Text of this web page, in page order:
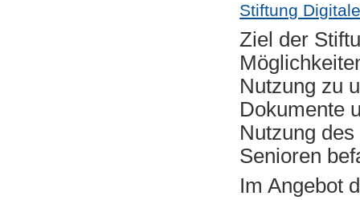
Stiftung
Ziel der
Nutzung zu
Dokumente
Nutzung
Senioren
Im Angebot